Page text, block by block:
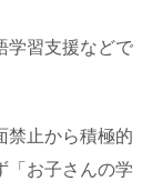
学習支援などで
禁止から積極的
「お子さんの学